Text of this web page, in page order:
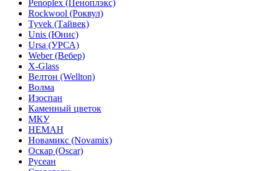
Penoplex (Пеноплэкс)
Rockwool (Роквул)
Tyvek (Тайвек)
Unis (Юнис)
Ursa (УРСА)
Weber (Вебер)
X-Glass
Велтон (Wellton)
Волма
Изоспан
Каменный цветок
МКУ
НЕМАН
Новамикс (Novamix)
Оскар (Oscar)
Русеан